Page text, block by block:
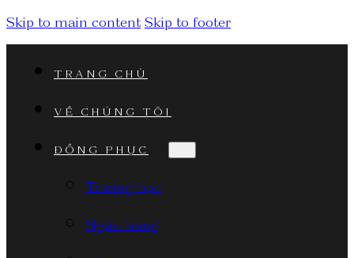
Skip to main contentSkip to footer
TRANG CHỦ
VỀ CHÚNG TÔI
ĐỒNG PHỤC
Trường học
Ngân hàng